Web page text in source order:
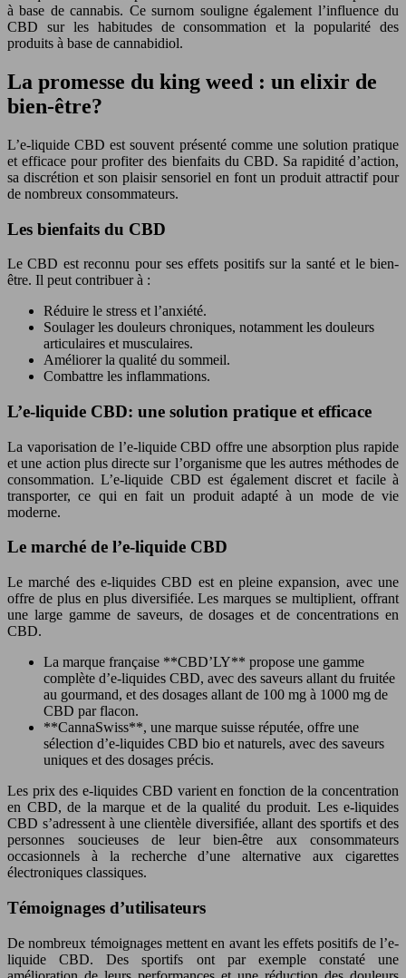
à base de cannabis. Ce surnom souligne également l’influence du
CBD sur les habitudes de consommation et la popularité des
produits à base de cannabidiol.
La promesse du king weed : un elixir de
bien-être?
L’e-liquide CBD est souvent présenté comme une solution pratique
et efficace pour profiter des bienfaits du CBD. Sa rapidité d’action,
sa discrétion et son plaisir sensoriel en font un produit attractif pour
de nombreux consommateurs.
Les bienfaits du CBD
Le CBD est reconnu pour ses effets positifs sur la santé et le bien-
être. Il peut contribuer à :
Réduire le stress et l’anxiété.
Soulager les douleurs chroniques, notamment les douleurs
articulaires et musculaires.
Améliorer la qualité du sommeil.
Combattre les inflammations.
L’e-liquide CBD: une solution pratique et efficace
La vaporisation de l’e-liquide CBD offre une absorption plus rapide
et une action plus directe sur l’organisme que les autres méthodes de
consommation. L’e-liquide CBD est également discret et facile à
transporter, ce qui en fait un produit adapté à un mode de vie
moderne.
Le marché de l’e-liquide CBD
Le marché des e-liquides CBD est en pleine expansion, avec une
offre de plus en plus diversifiée. Les marques se multiplient, offrant
une large gamme de saveurs, de dosages et de concentrations en
CBD.
La marque française **CBD’LY** propose une gamme
complète d’e-liquides CBD, avec des saveurs allant du fruitée
au gourmand, et des dosages allant de 100 mg à 1000 mg de
CBD par flacon.
**CannaSwiss**, une marque suisse réputée, offre une
sélection d’e-liquides CBD bio et naturels, avec des saveurs
uniques et des dosages précis.
Les prix des e-liquides CBD varient en fonction de la concentration
en CBD, de la marque et de la qualité du produit. Les e-liquides
CBD s’adressent à une clientèle diversifiée, allant des sportifs et des
personnes soucieuses de leur bien-être aux consommateurs
occasionnels à la recherche d’une alternative aux cigarettes
électroniques classiques.
Témoignages d’utilisateurs
De nombreux témoignages mettent en avant les effets positifs de l’e-
liquide CBD. Des sportifs ont par exemple constaté une